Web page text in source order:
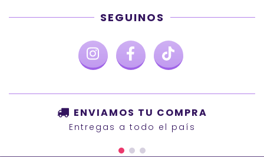
SEGUINOS
ENVIAMOS TU COMPRA
Entregas a todo el país